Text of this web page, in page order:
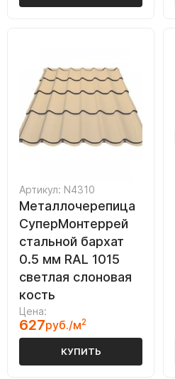
Артикул: N4310
Металлочерепица
СуперМонтеррей
стальной бархат
0.5 мм RAL 1015
светлая слоновая
кость
Цена:
627руб./м2
КУПИТЬ